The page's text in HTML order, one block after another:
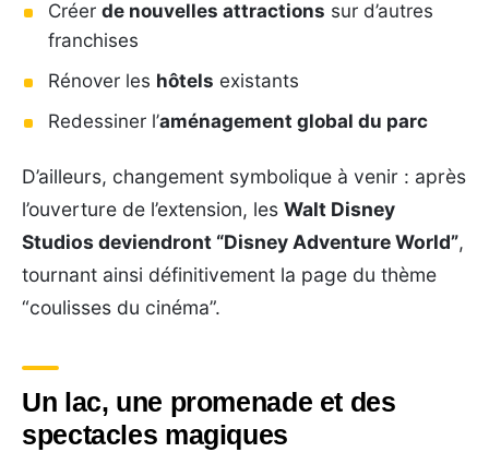
Créer de nouvelles attractions sur d’autres
franchises
Rénover les hôtels existants
Redessiner l’aménagement global du parc
D’ailleurs, changement symbolique à venir : après
l’ouverture de l’extension, les Walt Disney
Studios deviendront “Disney Adventure World”,
tournant ainsi définitivement la page du thème
“coulisses du cinéma”.
Un lac, une promenade et des
spectacles magiques